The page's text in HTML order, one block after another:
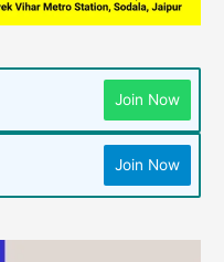
Join Now
Join Now